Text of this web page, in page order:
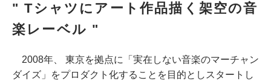
" Tシャツにアート作品描く架空の音
楽レーベル "
2008年、 東京を拠点に「実在しない音楽のマーチャン
ダイズ」をプロダクト化することを目的としスタートし